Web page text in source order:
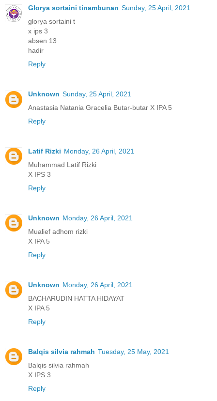
Glorya sortaini tinambunan Sunday, 25 April, 2021
glorya sortaini t
x ips 3
absen 13
hadir
Reply
Unknown Sunday, 25 April, 2021
Anastasia Natania Gracelia Butar-butar X IPA 5
Reply
Latif Rizki Monday, 26 April, 2021
Muhammad Latif Rizki
X IPS 3
Reply
Unknown Monday, 26 April, 2021
Mualief adhom rizki
X IPA 5
Reply
Unknown Monday, 26 April, 2021
BACHARUDIN HATTA HIDAYAT
X IPA 5
Reply
Balqis silvia rahmah Tuesday, 25 May, 2021
Balqis silvia rahmah
X IPS 3
Reply